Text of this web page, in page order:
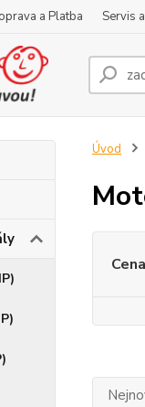
a Platba Servis
Úvod